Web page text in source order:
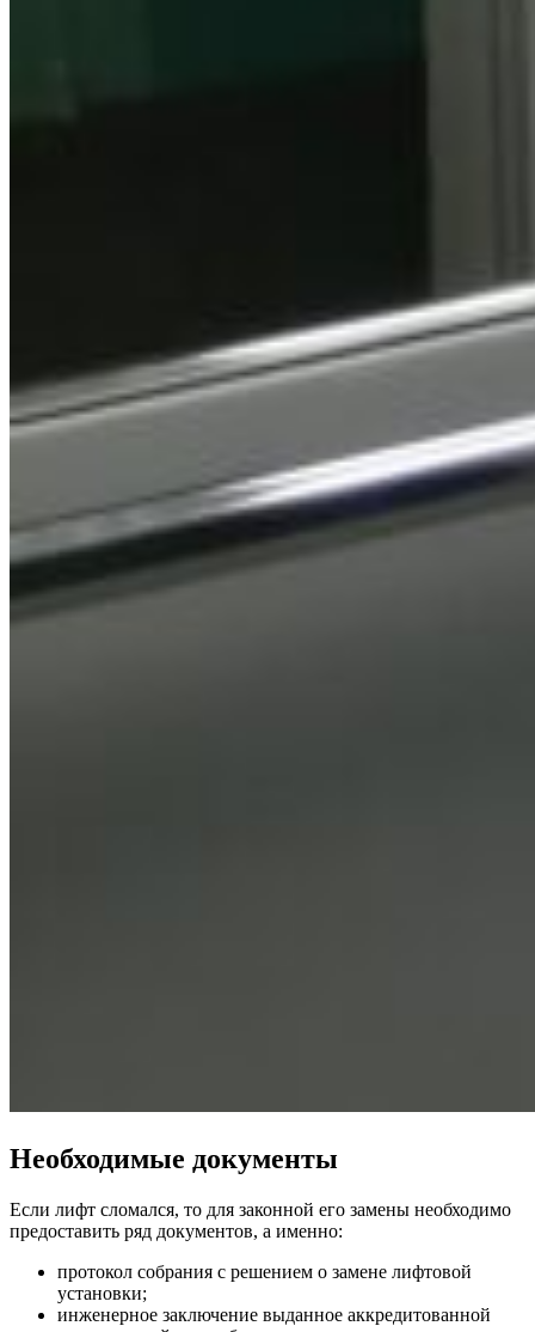
Необходимые документы
Если лифт сломался, то для законной его замены необходимо
предоставить ряд документов, а именно:
протокол собрания с решением о замене лифтовой
установки;
инженерное заключение выданное аккредитованной